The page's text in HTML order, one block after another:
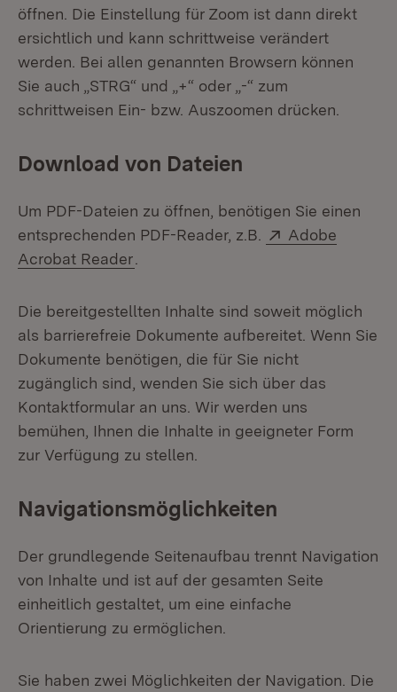
öffnen. Die Einstellung für Zoom ist dann direkt
ersichtlich und kann schrittweise verändert
werden. Bei allen genannten Browsern können
Sie auch „STRG“ und „+“ oder „-“ zum
schrittweisen Ein- bzw. Auszoomen drücken.
Download von Dateien
Um PDF-Dateien zu öffnen, benötigen Sie einen
entsprechenden PDF-Reader, z.B.
Extern:
Adobe
Acrobat Reader
Die bereitgestellten Inhalte sind soweit möglich
als barrierefreie Dokumente aufbereitet. Wenn Sie
Dokumente benötigen, die für Sie nicht
zugänglich sind, wenden Sie sich über das
Kontaktformular an uns. Wir werden uns
bemühen, Ihnen die Inhalte in geeigneter Form
zur Verfügung zu stellen.
Navigationsmöglichkeiten
Der grundlegende Seitenaufbau trennt Navigation
von Inhalte und ist auf der gesamten Seite
einheitlich gestaltet, um eine einfache
Orientierung zu ermöglichen.
Sie haben zwei Möglichkeiten der Navigation. Die